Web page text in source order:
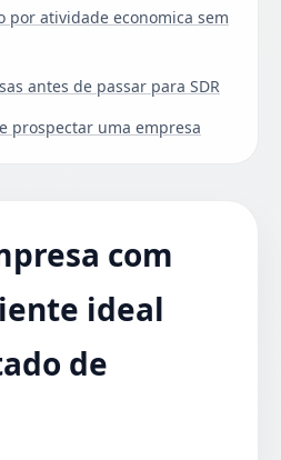
por atividade economica sem
antes de passar para SDR
prospectar uma empresa
com
ideal
de